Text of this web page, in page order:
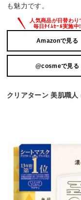
も魅力です。
Amazonで見る
@cosmeで見る
クリアターン 美肌職人